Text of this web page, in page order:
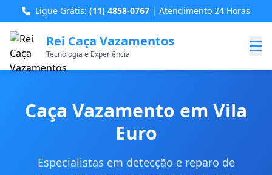
Ligue Grátis: (11) 4858-0767 | Atendimento 24 Horas
Rei Caça Vazamentos
Tecnologia e Experiência
Caça Vazamento em Vila
Euro
Especialistas em detecção e reparo de